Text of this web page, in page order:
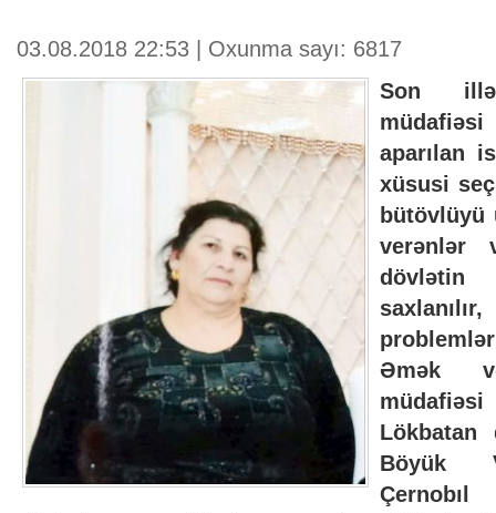
03.08.2018 22:53 | Oxunma sayı: 6817
Son
müdafiəsi
aparılan
xüsusi
bütövlüyü
verənlər
dövlətin
Əmək
Lökbatan
Böyük